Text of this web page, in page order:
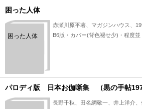
困った人体
困った人体
赤瀬川原平著、マガジンハウス、
B6版・カバー(背色褪せ少)・程度並
パロディ版 日本お伽噺集 （黒の手帖
長野千秋、田名網敬一、井上洋介